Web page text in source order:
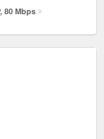
80 Mbps